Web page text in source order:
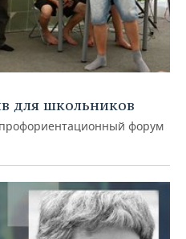
для школьников
форум